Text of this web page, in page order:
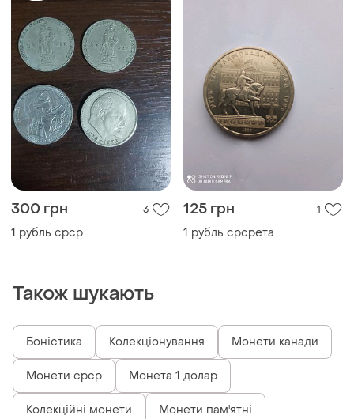
300 грн 3
1 рубль срср
125 грн 1
1 рубль срсрета
Також шукають
Боністика Колекціонування Монети канади
Монети срср Монета 1 долар
Колекційні монети Монети пам'ятні